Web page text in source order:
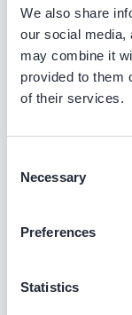
We also share
our social media,
may combine it
provided to them
of their services.
Selection
Necessary
Preferences
Statistics